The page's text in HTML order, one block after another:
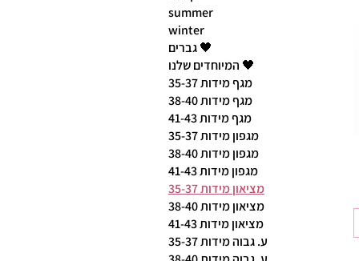
summer
winter
גברים 🖤
המיוחדים שלנו 🖤
מגף מידות 35-37
מגף מידות 38-40
מגף מידות 41-43
מגפון מידות 35-37
מגפון מידות 38-40
מגפון מידות 41-43
מציאון מידות 35-37
מציאון מידות 38-40
מציאון מידות 41-43
ע. גבוה מידות 35-37